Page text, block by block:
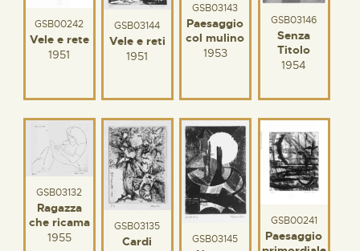
GSB00242
Vele e rete
1951
GSB03144
Vele e reti
1951
GSB03143
Paesaggio
col mulino
1953
GSB03146
Senza
Titolo
1954
GSB03132
Ragazza
che ricama
1955
GSB03135
Cardi
GSB03145
GSB00241
Paesaggio